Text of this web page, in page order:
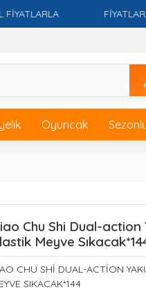
FİYATLARI
Oyuncak
Chu Shi Dual-action
Meyve
CHU SHİ DUAL-ACTİON
SIKACAK*144